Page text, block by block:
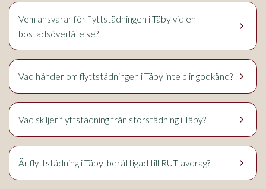
keyboard_arrow_right
Vem ansvarar för flyttstädningen iTäbyvid en
bostadsöverlåtelse?
keyboard_arrow_right
Vad händer om flyttstädningen iTäby inte blir godkänd?
keyboard_arrow_right
Vad skiljer flyttstädning från storstädning iTäby?
keyboard_arrow_right
Är flyttstädning iTäby berättigad till RUT-avdrag?